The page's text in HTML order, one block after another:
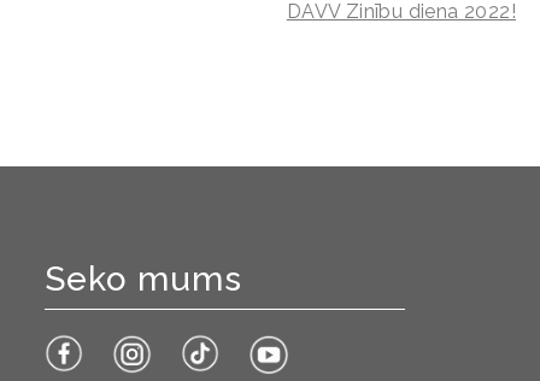
DAVV Zinību diena 2022!
Seko mums